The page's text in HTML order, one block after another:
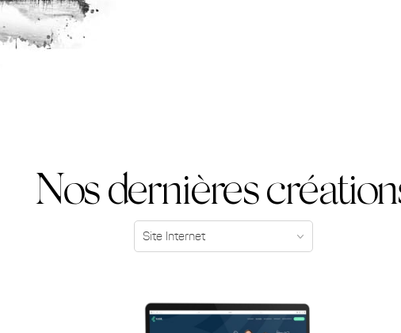
Nos dernières